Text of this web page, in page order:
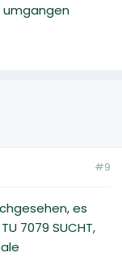
umgangen
#9
es
7079 SUCHT,